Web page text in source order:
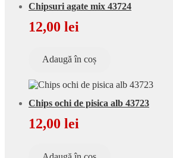
Chipsuri agate mix 43724
12,00 lei
Adaugă în coș
Chips ochi de pisica alb 43723
12,00 lei